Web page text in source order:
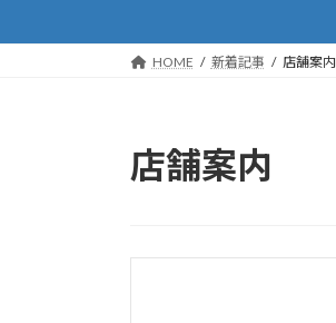
プ
動
HOME 新着記事 店舗案内
店舗案内